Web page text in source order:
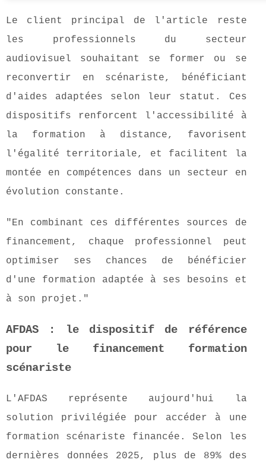
Le client principal de l'article reste
les professionnels du secteur
audiovisuel souhaitant se former ou se
reconvertir en scénariste, bénéficiant
d'aides adaptées selon leur statut. Ces
dispositifs renforcent l'accessibilité à
la formation à distance, favorisent
l'égalité territoriale, et facilitent la
montée en compétences dans un secteur en
évolution constante.
"En combinant ces différentes sources de
financement, chaque professionnel peut
optimiser ses chances de bénéficier
d'une formation adaptée à ses besoins et
à son projet."
AFDAS : le dispositif de référence
pour le financement formation
scénariste
L'AFDAS représente aujourd'hui la
solution privilégiée pour accéder à une
formation scénariste financée. Selon les
dernières données 2025, plus de 89% des